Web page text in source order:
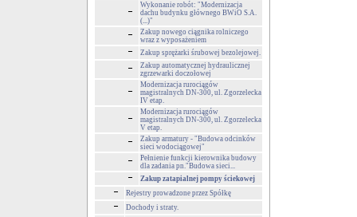
Wykonanie robót: "Modernizacja
dachu budynku głównego BWiO S.A.
(...)"
Zakup nowego ciągnika rolniczego
wraz z wyposażeniem
Zakup sprężarki śrubowej bezolejowej.
Zakup automatycznej hydraulicznej
zgrzewarki doczołowej
Modernizacja rurociągów
magistralnych DN-300, ul. Zgorzelecka
IV etap.
Modernizacja rurociągów
magistralnych DN-300, ul. Zgorzelecka
V etap.
Zakup armatury - "Budowa odcinków
sieci wodociągowej"
Pełnienie funkcji kierownika budowy
dla zadania pn."Budowa sieci...
Zakup zatapialnej pompy ściekowej
Rejestry prowadzone przez Spółkę
Dochody i straty.